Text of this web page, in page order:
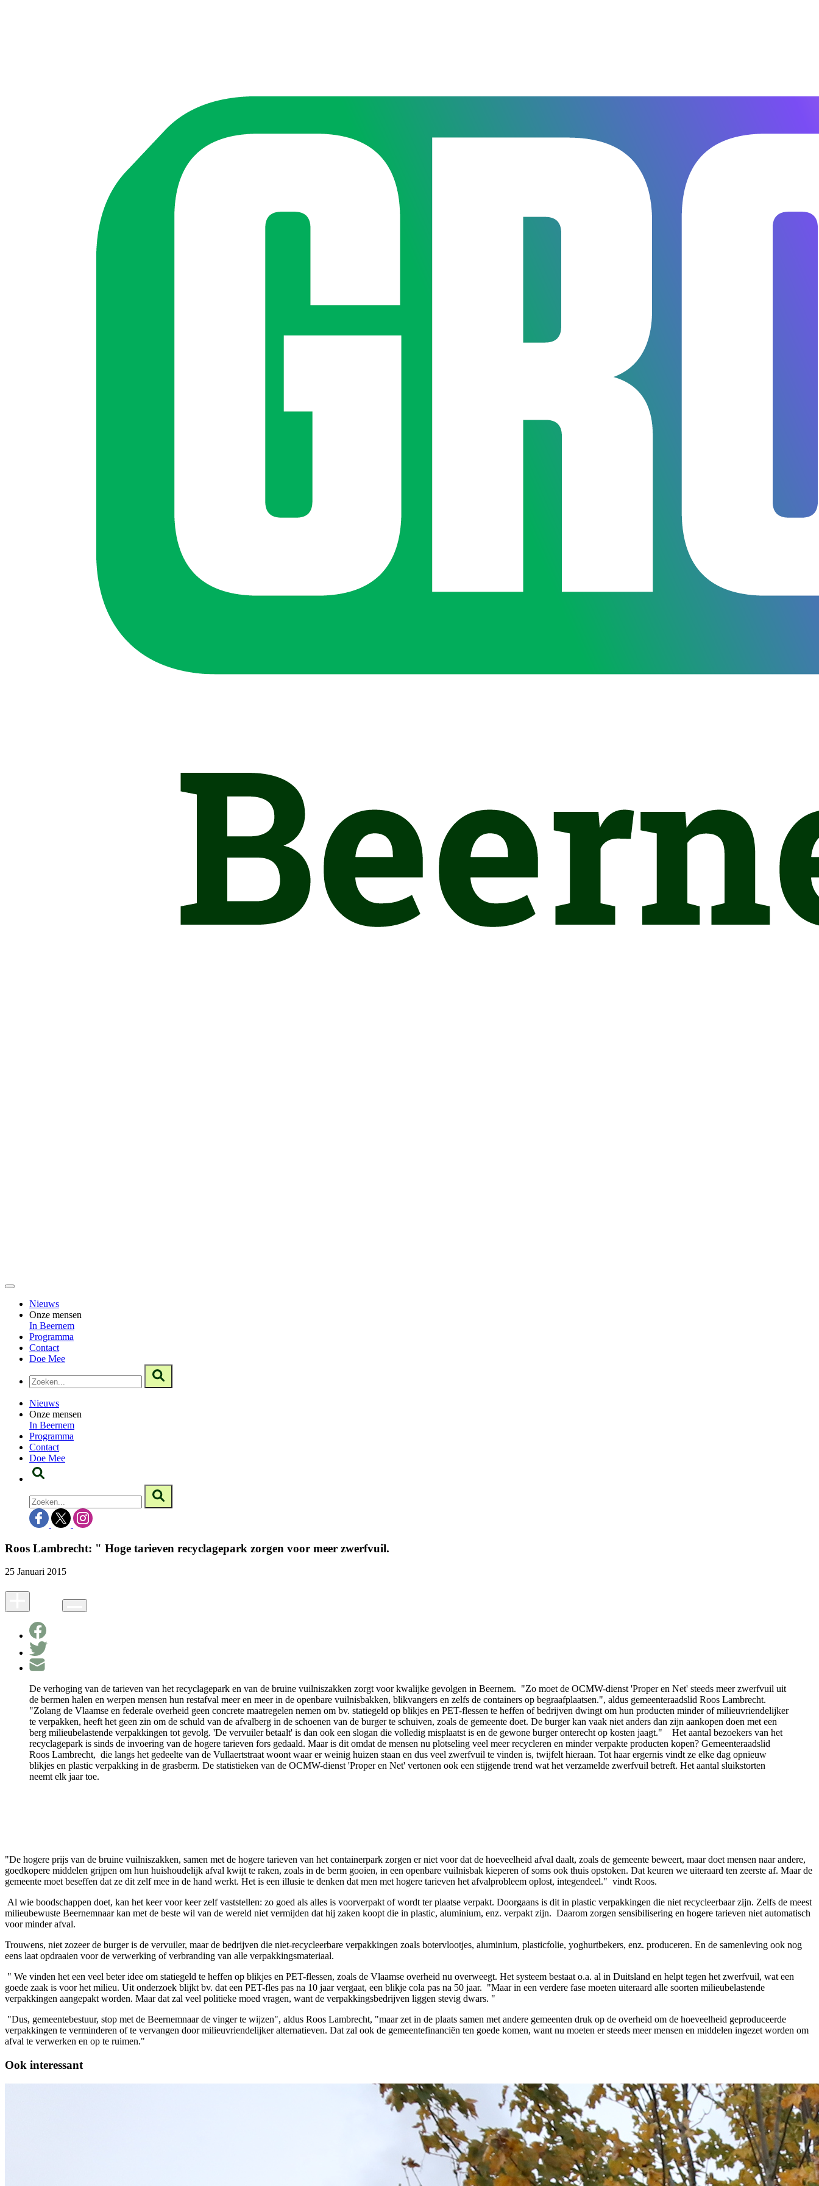
Nieuws
Onze mensen
In Beernem
Programma
Contact
Doe Mee
Nieuws
Onze mensen
In Beernem
Programma
Contact
Doe Mee
Roos Lambrecht: " Hoge tarieven recyclagepark zorgen voor meer zwerfvuil.
25 Januari 2015
De verhoging van de tarieven van het recyclagepark en van de bruine vuilniszakken zorgt voor kwalijke gevolgen in Beernem. "Zo moet de OCMW-dienst 'Proper en Net' steeds meer zwerfvuil uit
de bermen halen en werpen mensen hun restafval meer en meer in de openbare vuilnisbakken, blikvangers en zelfs de containers op begraafplaatsen.", aldus gemeenteraadslid Roos Lambrecht.
"Zolang de Vlaamse en federale overheid geen concrete maatregelen nemen om bv. statiegeld op blikjes en PET-flessen te heffen of bedrijven dwingt om hun producten minder of milieuvriendelijker
te verpakken, heeft het geen zin om de schuld van de afvalberg in de schoenen van de burger te schuiven, zoals de gemeente doet. De burger kan vaak niet anders dan zijn aankopen doen met een
berg milieubelastende verpakkingen tot gevolg. 'De vervuiler betaalt' is dan ook een slogan die volledig misplaatst is en de gewone burger onterecht op kosten jaagt." Het aantal bezoekers van het
recyclagepark is sinds de invoering van de hogere tarieven fors gedaald. Maar is dit omdat de mensen nu plotseling veel meer recycleren en minder verpakte producten kopen? Gemeenteraadslid
Roos Lambrecht, die langs het gedeelte van de Vullaertstraat woont waar er weinig huizen staan en dus veel zwerfvuil te vinden is, twijfelt hieraan. Tot haar ergernis vindt ze elke dag opnieuw
blikjes en plastic verpakking in de grasberm. De statistieken van de OCMW-dienst 'Proper en Net' vertonen ook een stijgende trend wat het verzamelde zwerfvuil betreft. Het aantal sluikstorten
neemt elk jaar toe.
"De hogere prijs van de bruine vuilniszakken, samen met de hogere tarieven van het containerpark zorgen er niet voor dat de hoeveelheid afval daalt, zoals de gemeente beweert, maar doet mensen naar andere,
goedkopere middelen grijpen om hun huishoudelijk afval kwijt te raken, zoals in de berm gooien, in een openbare vuilnisbak kieperen of soms ook thuis opstoken. Dat keuren we uiteraard ten zeerste af. Maar de
gemeente moet beseffen dat ze dit zelf mee in de hand werkt. Het is een illusie te denken dat men met hogere tarieven het afvalprobleem oplost, integendeel." vindt Roos.
Al wie boodschappen doet, kan het keer voor keer zelf vaststellen: zo goed als alles is voorverpakt of wordt ter plaatse verpakt. Doorgaans is dit in plastic verpakkingen die niet recycleerbaar zijn. Zelfs de meest
milieubewuste Beernemnaar kan met de beste wil van de wereld niet vermijden dat hij zaken koopt die in plastic, aluminium, enz. verpakt zijn. Daarom zorgen sensibilisering en hogere tarieven niet automatisch
voor minder afval.
Trouwens, niet zozeer de burger is de vervuiler, maar de bedrijven die niet-recycleerbare verpakkingen zoals botervlootjes, aluminium, plasticfolie, yoghurtbekers, enz. produceren. En de samenleving ook nog
eens laat opdraaien voor de verwerking of verbranding van alle verpakkingsmateriaal.
" We vinden het een veel beter idee om statiegeld te heffen op blikjes en PET-flessen, zoals de Vlaamse overheid nu overweegt. Het systeem bestaat o.a. al in Duitsland en helpt tegen het zwerfvuil, wat een
goede zaak is voor het milieu. Uit onderzoek blijkt bv. dat een PET-fles pas na 10 jaar vergaat, een blikje cola pas na 50 jaar. "Maar in een verdere fase moeten uiteraard alle soorten milieubelastende
verpakkingen aangepakt worden. Maar dat zal veel politieke moed vragen, want de verpakkingsbedrijven liggen stevig dwars. "
"Dus, gemeentebestuur, stop met de Beernemnaar de vinger te wijzen", aldus Roos Lambrecht, "maar zet in de plaats samen met andere gemeenten druk op de overheid om de hoeveelheid geproduceerde
verpakkingen te verminderen of te vervangen door milieuvriendelijker alternatieven. Dat zal ook de gemeentefinanciën ten goede komen, want nu moeten er steeds meer mensen en middelen ingezet worden om
afval te verwerken en op te ruimen."
Ook interessant